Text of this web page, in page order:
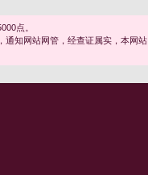
点。
通知网站网管，经查证属实，本网站